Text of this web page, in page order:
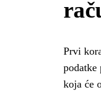
Prvi
podatke
koja će